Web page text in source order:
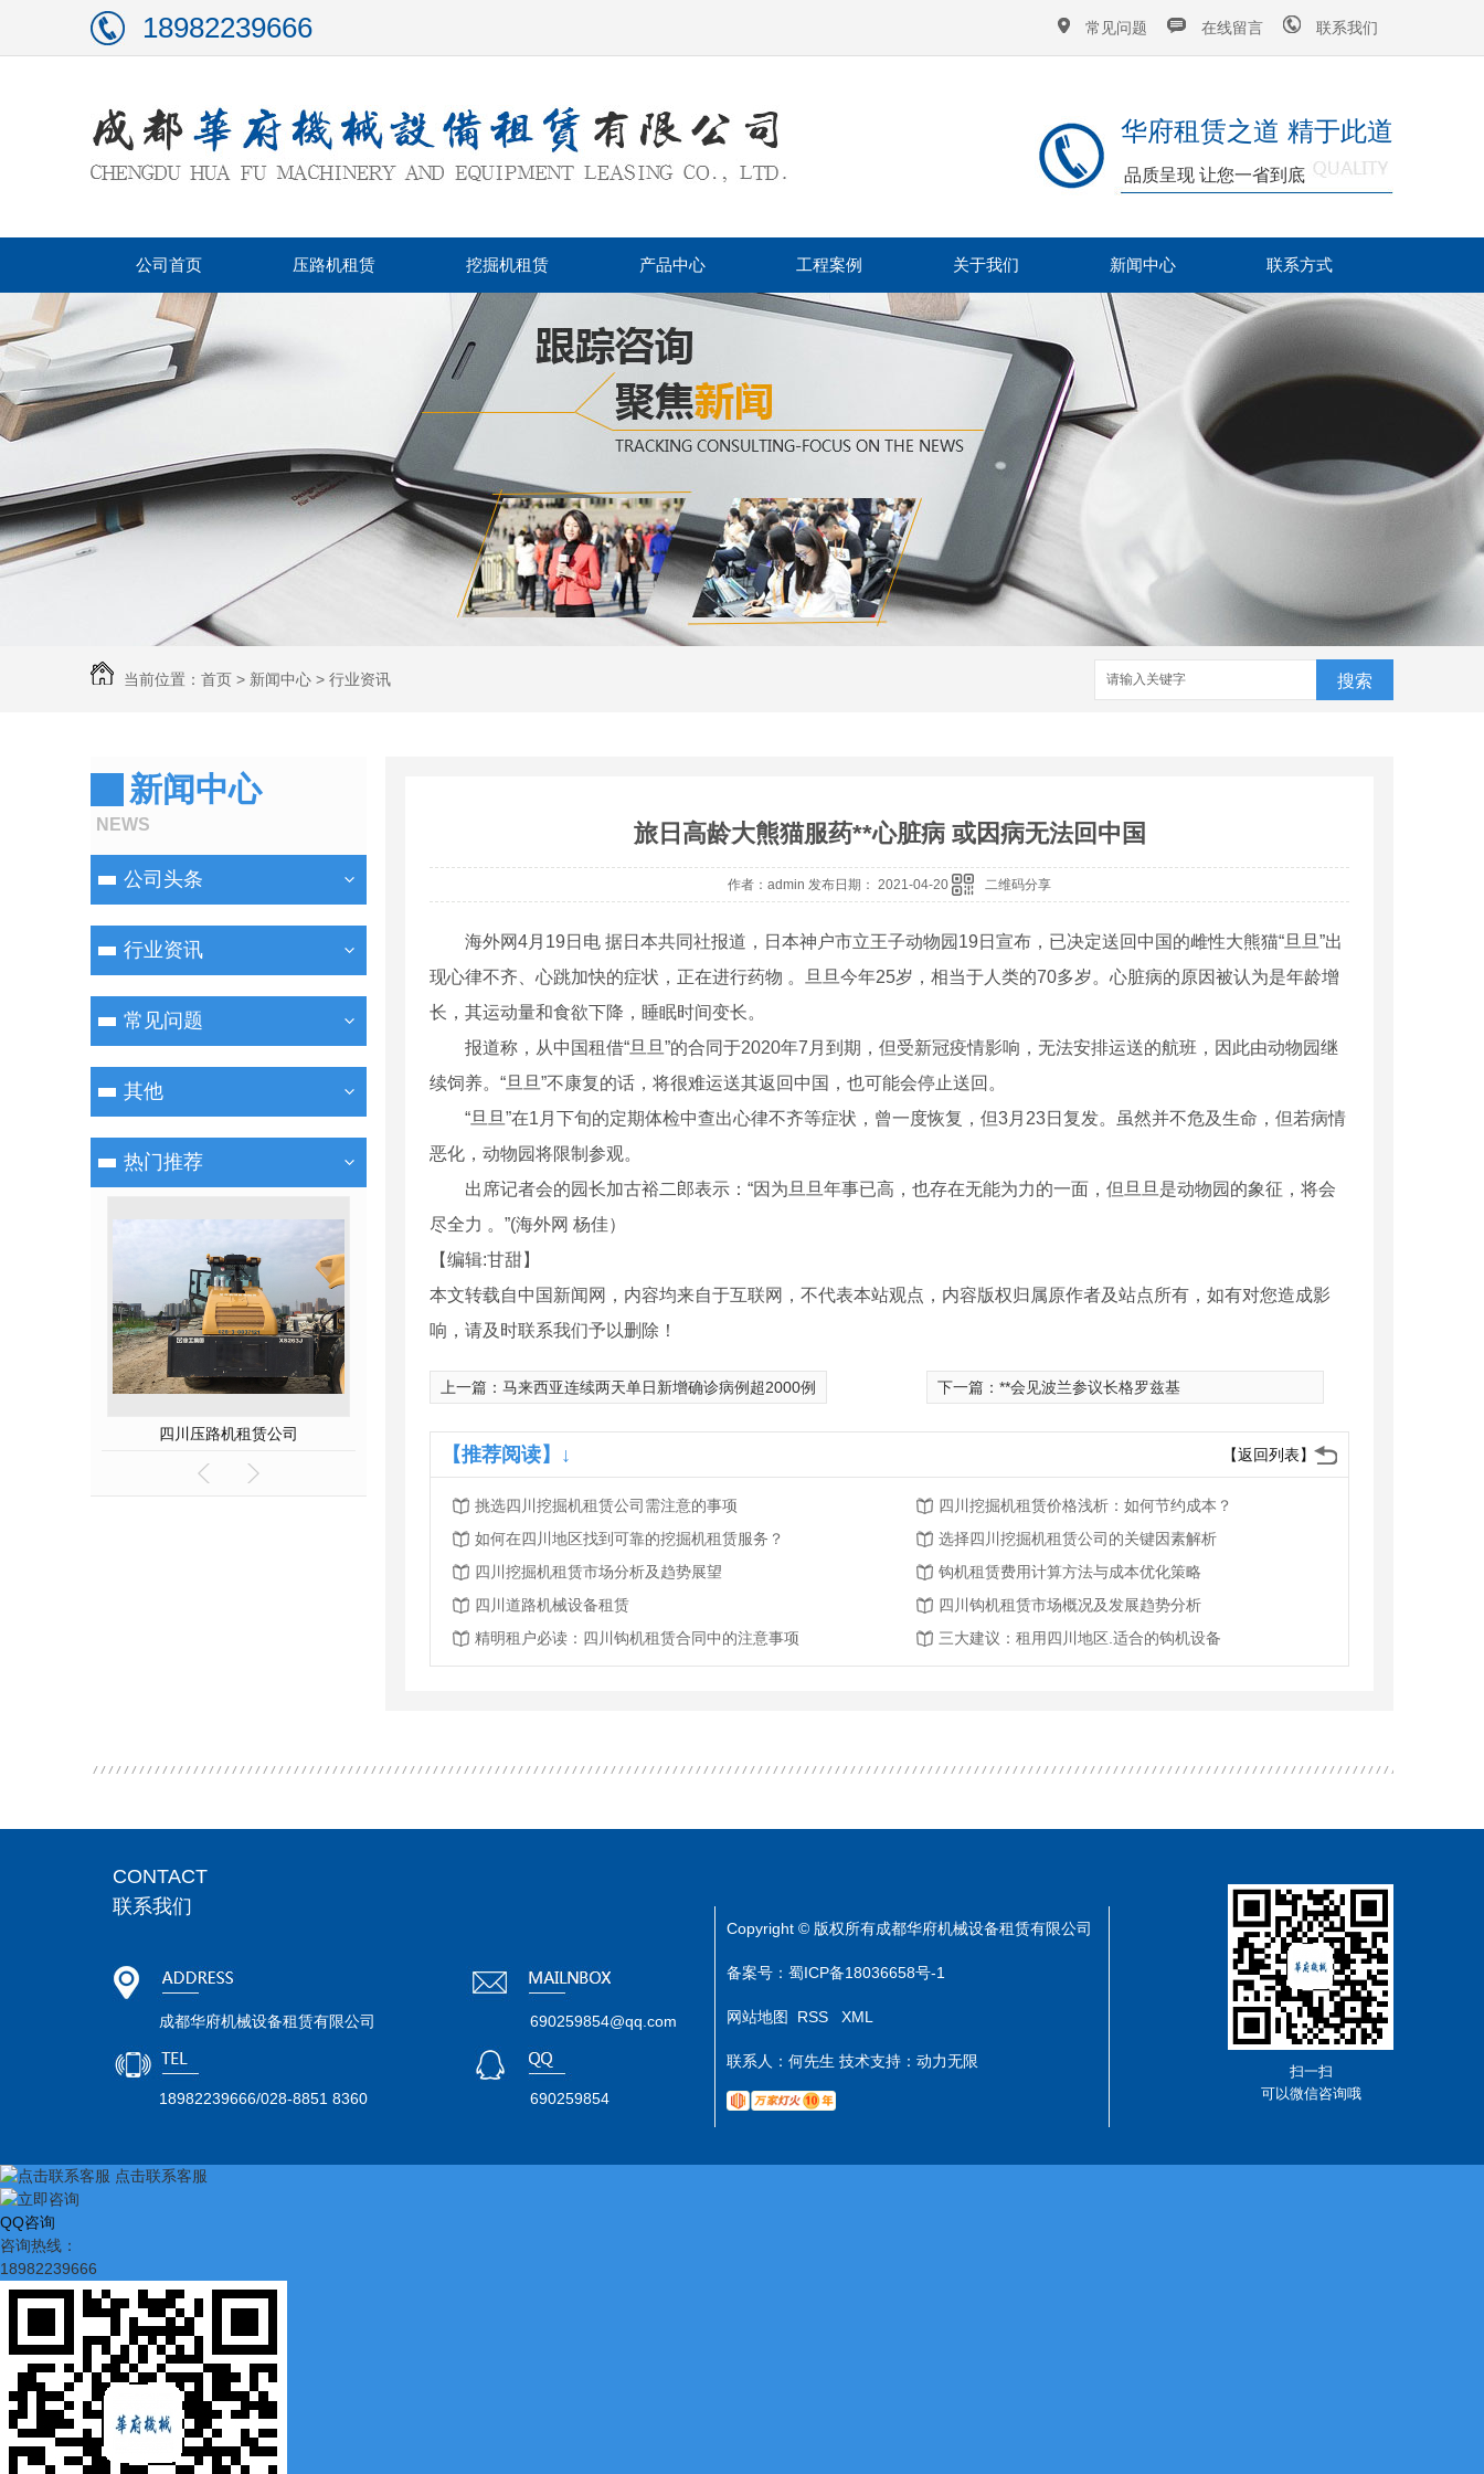
18982239666 常见问题 在线留言 联系我们
华府租赁之道 精于此道
品质呈现 让您一省到底
公司首页 压路机租赁 挖掘机租赁 产品中心 工程案例 关于我们 新闻中心 联系方式
当前位置： 首页 > 新闻中心 > 行业资讯 搜索
新闻中心
NEWS
公司头条
行业资讯
常见问题
其他
热门推荐
四川挖掘机租赁厂家 四川压路机租赁厂家 四川装载机租赁 四川工程机械设备租赁
旅日高龄大熊猫服药**心脏病 或因病无法回中国
作者：admin 发布日期： 2021-04-20 二维码分享
海外网4月19日电 据日本共同社报道，日本神户市立王子动物园19日宣布，已决定送回中国的雌性大熊猫“旦旦”出
现心律不齐、心跳加快的症状，正在进行药物 。旦旦今年25岁，相当于人类的70多岁。心脏病的原因被认为是年龄增
长，其运动量和食欲下降，睡眠时间变长。
报道称，从中国租借“旦旦”的合同于2020年7月到期，但受新冠疫情影响，无法安排运送的航班，因此由动物园继
续饲养。“旦旦”不康复的话，将很难运送其返回中国，也可能会停止送回。
“旦旦”在1月下旬的定期体检中查出心律不齐等症状，曾一度恢复，但3月23日复发。虽然并不危及生命，但若病情
恶化，动物园将限制参观。
出席记者会的园长加古裕二郎表示：“因为旦旦年事已高，也存在无能为力的一面，但旦旦是动物园的象征，将会
尽全力 。”(海外网 杨佳）
【编辑:甘甜】
本文转载自中国新闻网，内容均来自于互联网，不代表本站观点，内容版权归属原作者及站点所有，如有对您造成影
响，请及时联系我们予以删除！
上一篇： 马来西亚连续两天单日新增确诊病例超2000例 下一篇： **会见波兰参议长格罗兹基
【返回列表】
【推荐阅读】↓
挑选四川挖掘机租赁公司需注意的事项
四川挖掘机租赁价格浅析：如何节约成本？
如何在四川地区找到可靠的挖掘机租赁服务？
选择四川挖掘机租赁公司的关键因素解析
四川挖掘机租赁市场分析及趋势展望
钩机租赁费用计算方法与成本优化策略
四川道路机械设备租赁
四川钩机租赁市场概况及发展趋势分析
精明租户必读：四川钩机租赁合同中的注意事项
三大建议：租用四川地区.适合的钩机设备
CONTACT
联系我们
成都华府机械设备租赁有限公司 690259854@qq.com
18982239666/028-8851 8360 690259854
Copyright © 版权所有成都华府机械设备租赁有限公司
备案号： 蜀ICP备18036658号-1
网站地图 RSS XML
联系人：何先生 技术支持： 动力无限
扫一扫
可以微信咨询哦
点击联系客服
QQ咨询
咨询热线：
18982239666